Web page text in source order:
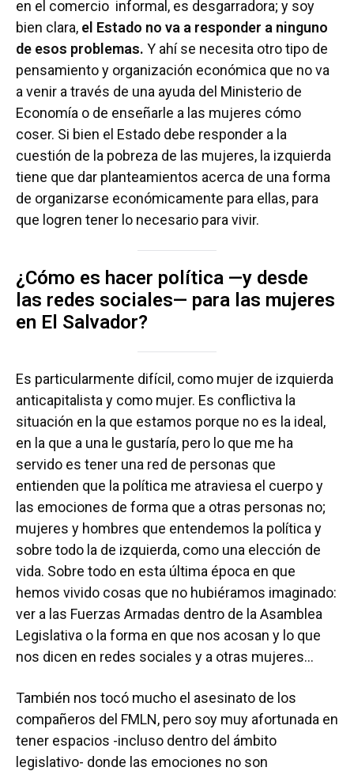
en el comercio informal, es desgarradora; y soy
bien clara, el Estado no va a responder a ninguno
de esos problemas. Y ahí se necesita otro tipo de
pensamiento y organización económica que no va
a venir a través de una ayuda del Ministerio de
Economía o de enseñarle a las mujeres cómo
coser. Si bien el Estado debe responder a la
cuestión de la pobreza de las mujeres, la izquierda
tiene que dar planteamientos acerca de una forma
de organizarse económicamente para ellas, para
que logren tener lo necesario para vivir.
¿Cómo es hacer política —y desde
las redes sociales— para las mujeres
en El Salvador?
Es particularmente difícil, como mujer de izquierda
anticapitalista y como mujer. Es conflictiva la
situación en la que estamos porque no es la ideal,
en la que a una le gustaría, pero lo que me ha
servido es tener una red de personas que
entienden que la política me atraviesa el cuerpo y
las emociones de forma que a otras personas no;
mujeres y hombres que entendemos la política y
sobre todo la de izquierda, como una elección de
vida. Sobre todo en esta última época en que
hemos vivido cosas que no hubiéramos imaginado:
ver a las Fuerzas Armadas dentro de la Asamblea
Legislativa o la forma en que nos acosan y lo que
nos dicen en redes sociales y a otras mujeres…
También nos tocó mucho el asesinato de los
compañeros del FMLN, pero soy muy afortunada en
tener espacios -incluso dentro del ámbito
legislativo- donde las emociones no son